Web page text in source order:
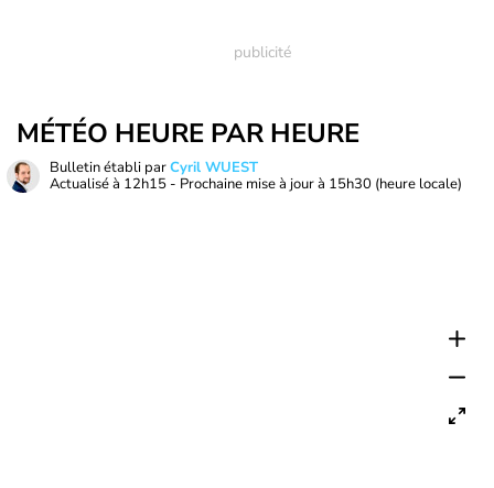
MÉTÉO HEURE PAR HEURE
Bulletin établi parCyril WUEST
Actualisé à 12h15 - Prochaine mise à jour à 15h30 (heure locale)